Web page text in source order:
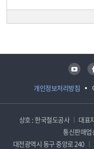
개인정보처리방침
유튜브 페
상호 : 한국철도공사 대표
통신판매업
대전광역시 동구 중앙로 240